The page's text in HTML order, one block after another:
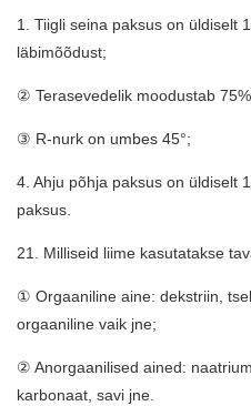
1. Tiigli seina paksus on üldiselt
läbimõõdust;
② Terasevedelik moodustab
③ R-nurk on umbes 45°;
4. Ahju põhja paksus on üldiselt
paksus.
21. Milliseid liime kasutatakse
① Orgaaniline aine: dekstriin,
orgaaniline vaik jne;
② Anorgaanilised ained:
karbonaat, savi jne.